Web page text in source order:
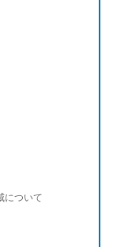
について